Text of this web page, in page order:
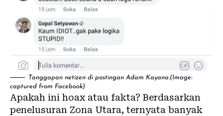
Tanggapan netizen di postingan Adam Kayana.(Image:
captured from Facebook)
Apakah ini hoax atau fakta? Berdasarkan
penelusuran Zona Utara, ternyata banyak